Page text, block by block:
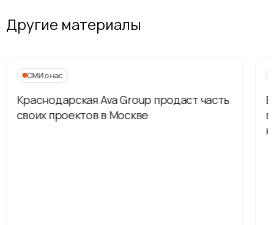
Другие материалы
СМИ о нас
Краснодарская Ava Group продаст часть
своих проектов в Москве